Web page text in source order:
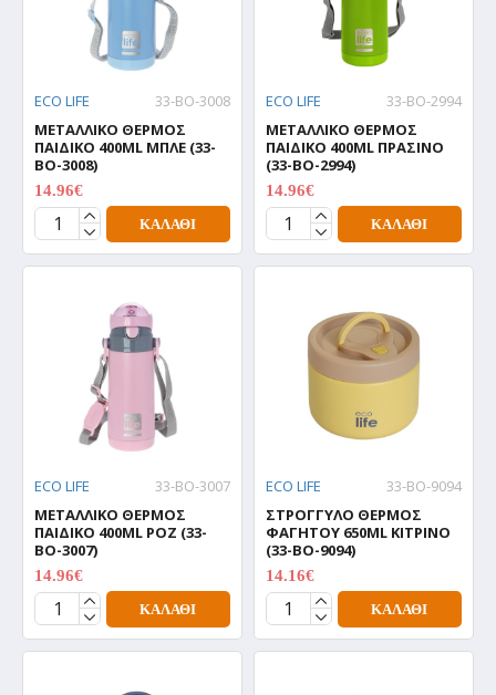
ECO LIFE
33-BO-3008
ΜΕΤΑΛΛΙΚΟ ΘΕΡΜΟΣ
ΠΑΙΔΙΚΟ 400ML ΜΠΛΕ (33-
BO-3008)
14.96€
ΚΑΛΆΘΙ
ECO LIFE
33-BO-2994
ΜΕΤΑΛΛΙΚΟ ΘΕΡΜΟΣ
ΠΑΙΔΙΚΟ 400ML ΠΡΑΣΙΝΟ
(33-BO-2994)
14.96€
ΚΑΛΆΘΙ
ECO LIFE
33-BO-3007
ΜΕΤΑΛΛΙΚΟ ΘΕΡΜΟΣ
ΠΑΙΔΙΚΟ 400ML ΡΟΖ (33-
BO-3007)
14.96€
ΚΑΛΆΘΙ
ECO LIFE
33-BO-9094
ΣΤΡΟΓΓΥΛΟ ΘΕΡΜΟΣ
ΦΑΓΗΤΟΥ 650ML ΚΙΤΡΙΝΟ
(33-BO-9094)
14.16€
ΚΑΛΆΘΙ